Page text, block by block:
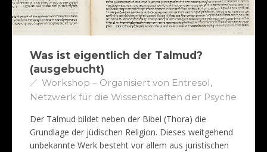
Was ist eigentlich der Talmud?
(ausgebucht)
Workshop – Organisiert von Entresol,
Netzwerk für die Wissenschaften der Psyche
Der Talmud bildet neben der Bibel (Thora) die
Grundlage der jüdischen Religion. Dieses weitgehend
unbekannte Werk besteht vor allem aus juristischen